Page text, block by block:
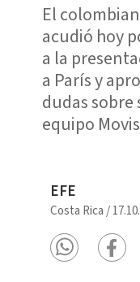
El
acudió hoy
a la
a París y
dudas sobre
equipo
EFE
Costa Rica /